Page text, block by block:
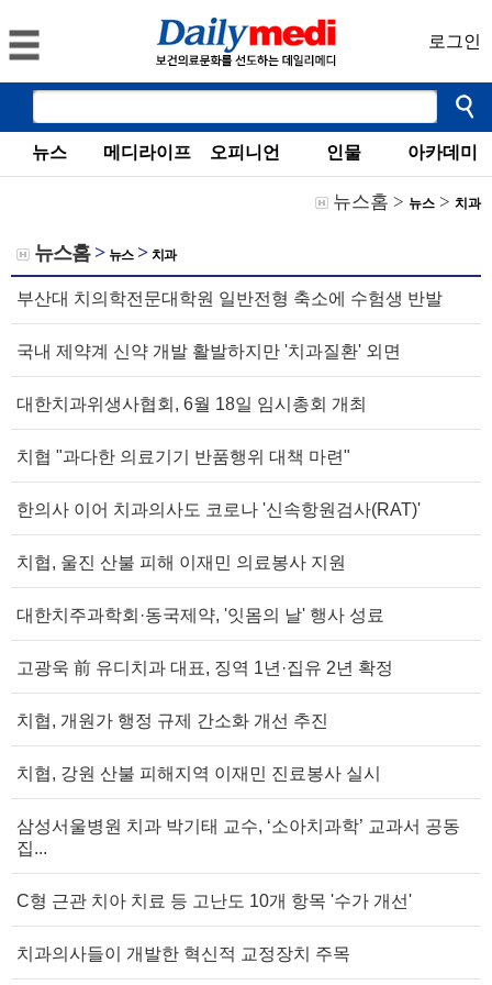
로그인
뉴스 메디라이프 오피니언 인물 아카데미
뉴스홈 > 뉴스 > 치과
뉴스홈> 뉴스> 치과
부산대 치의학전문대학원 일반전형 축소에 수험생 반발
국내 제약계 신약 개발 활발하지만 '치과질환' 외면
대한치과위생사협회, 6월 18일 임시총회 개최
치협 "과다한 의료기기 반품행위 대책 마련"
한의사 이어 치과의사도 코로나 '신속항원검사(RAT)'
치협, 울진 산불 피해 이재민 의료봉사 지원
대한치주과학회·동국제약, '잇몸의 날' 행사 성료
고광욱 前 유디치과 대표, 징역 1년·집유 2년 확정
치협, 개원가 행정 규제 간소화 개선 추진
치협, 강원 산불 피해지역 이재민 진료봉사 실시
삼성서울병원 치과 박기태 교수, ‘소아치과학’ 교과서 공동
집...
C형 근관 치아 치료 등 고난도 10개 항목 '수가 개선'
치과의사들이 개발한 혁신적 교정장치 주목